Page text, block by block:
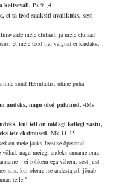
kaitsevall.Ps 91,4
et ta teod saaksid avalikuks, sest
meie elulaadi ja meie elulaad
et meie teod iial valgust ei kardaks,
sünd Herrnhutis, ühine püha
andeks, nagu oled palunud.4Ms
kui teil on midagi kellegi vastu,
teie eksimused.Mk 11,25
on meie jaoks Jeesuse õpetatud
nagu meiegi andeks anname oma
– ei rohkem ega vähem, sest just
siis, kui oleme ise andestajad, jõuab
teile."